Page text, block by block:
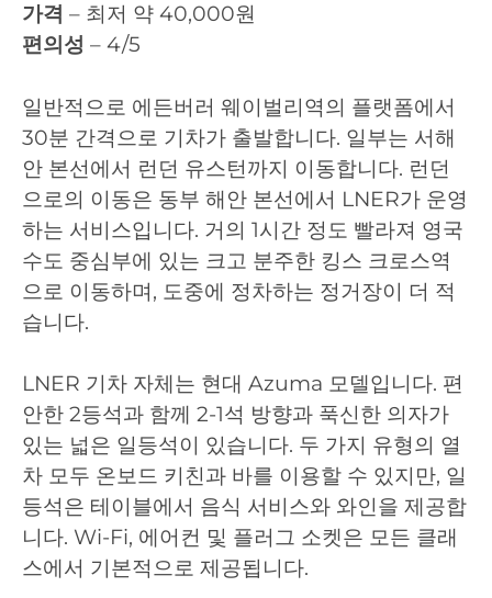
가격 – 최저 약 40,000원
편의성 – 4/5
일반적으로 에든버러 웨이벌리역의 플랫폼에서
30분 간격으로 기차가 출발합니다. 일부는 서해
안 본선에서 런던 유스턴까지 이동합니다. 런던
으로의 이동은 동부 해안 본선에서 LNER가 운영
하는 서비스입니다. 거의 1시간 정도 빨라져 영국
수도 중심부에 있는 크고 분주한 킹스 크로스역
으로 이동하며, 도중에 정차하는 정거장이 더 적
습니다.
LNER 기차 자체는 현대 Azuma 모델입니다. 편
안한 2등석과 함께 2-1석 방향과 푹신한 의자가
있는 넓은 일등석이 있습니다. 두 가지 유형의 열
차 모두 온보드 키친과 바를 이용할 수 있지만, 일
등석은 테이블에서 음식 서비스와 와인을 제공합
니다. Wi-Fi, 에어컨 및 플러그 소켓은 모든 클래
스에서 기본적으로 제공됩니다.